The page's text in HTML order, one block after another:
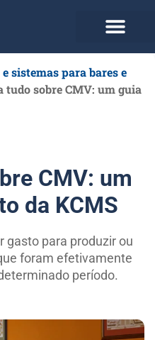
sistemas para bares e
tudo sobre CMV: um guia
CMV: um
da KCMS
gasto para produzir ou
foram efetivamente
período.